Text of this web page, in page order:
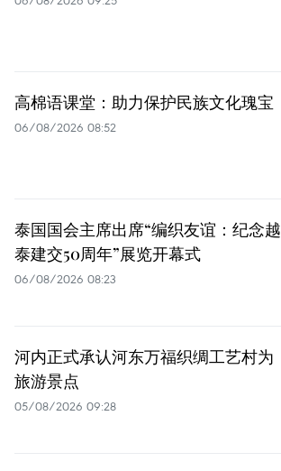
高棉语课堂：助力保护民族文化瑰宝
06/08/2026 08:52
泰国国会主席出席“编织友谊：纪念越
泰建交50周年”展览开幕式
06/08/2026 08:23
河内正式承认河东万福织绸工艺村为
旅游景点
05/08/2026 09:28